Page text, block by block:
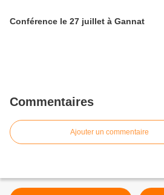
Conférence le 27 juillet à Gannat
Commentaires
Ajouter un commentaire